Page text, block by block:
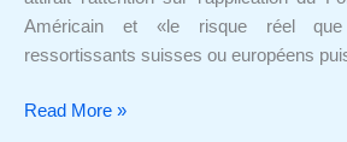
Américain et «le risque réel
ressortissants suisses ou européens
sans
risque
Read More »